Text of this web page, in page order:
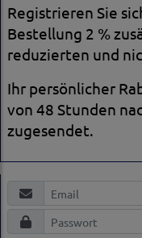
Registrieren Sie
Bestellung 2 %
reduzierten und
Ihr persönlicher
von 48 Stunden
zugesendet.